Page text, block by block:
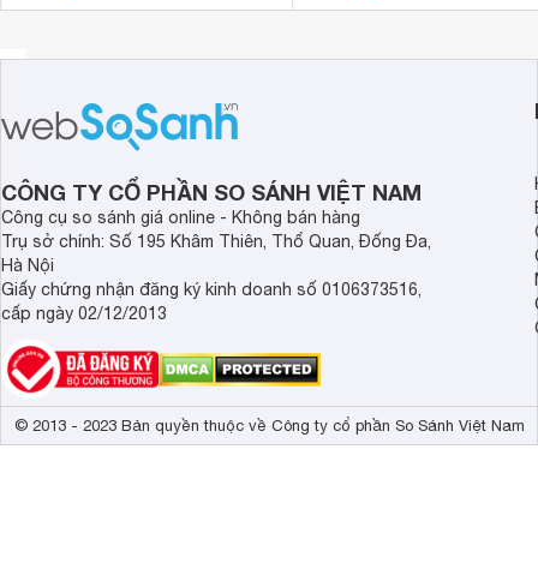
CÔNG TY CỔ PHẦN SO SÁNH VIỆT NAM
Công cụ so sánh giá online - Không bán hàng
Trụ sở chính: Số 195 Khâm Thiên, Thổ Quan, Đống Đa,
Hà Nội
Giấy chứng nhận đăng ký kinh doanh số 0106373516,
cấp ngày 02/12/2013
© 2013 - 2023 Bản quyền thuộc về Công ty cổ phần So Sánh Việt Nam